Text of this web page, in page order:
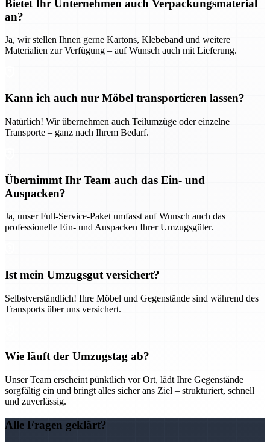
Bietet Ihr Unternehmen auch Verpackungsmaterial
an?
Ja, wir stellen Ihnen gerne Kartons, Klebeband und weitere
Materialien zur Verfügung – auf Wunsch auch mit Lieferung.
Kann ich auch nur Möbel transportieren lassen?
Natürlich! Wir übernehmen auch Teilumzüge oder einzelne
Transporte – ganz nach Ihrem Bedarf.
Übernimmt Ihr Team auch das Ein- und
Auspacken?
Ja, unser Full-Service-Paket umfasst auf Wunsch auch das
professionelle Ein- und Auspacken Ihrer Umzugsgüter.
Ist mein Umzugsgut versichert?
Selbstverständlich! Ihre Möbel und Gegenstände sind während des
Transports über uns versichert.
Wie läuft der Umzugstag ab?
Unser Team erscheint pünktlich vor Ort, lädt Ihre Gegenstände
sorgfältig ein und bringt alles sicher ans Ziel – strukturiert, schnell
und zuverlässig.
Alle Fragen geklärt?